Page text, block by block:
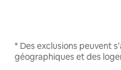
* Des exclusions peuvent
géographiques et des